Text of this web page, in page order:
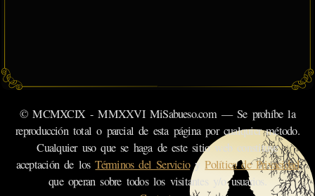
© MCMXCIX - MMXXVI MiSabueso.com — Se prohíbe la
reproducción total o parcial de esta página por cualquier método.
Cualquier uso que se haga de este sitio web constituye
aceptación de losTérminos del ServicioyPolítica de Privacidad
que operan sobre todos los visitantes y/o usuarios.